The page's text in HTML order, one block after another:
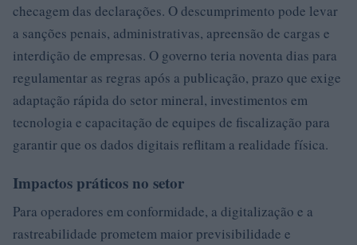
checagem das declarações. O descumprimento pode levar
a sanções penais, administrativas, apreensão de cargas e
interdição de empresas. O governo teria noventa dias para
regulamentar as regras após a publicação, prazo que exige
adaptação rápida do setor mineral, investimentos em
tecnologia e capacitação de equipes de fiscalização para
garantir que os dados digitais reflitam a realidade física.
Impactos práticos no setor
Para operadores em conformidade, a digitalização e a
rastreabilidade prometem maior previsibilidade e